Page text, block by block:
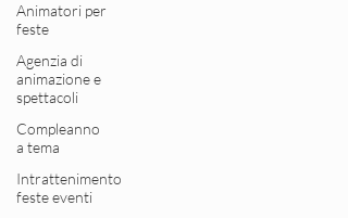
Animatori per
feste
Agenzia di
animazione e
spettacoli
Compleanno
a tema
Intrattenimento
feste eventi